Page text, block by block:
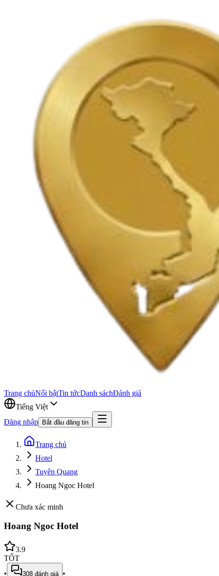
Trang chủNổi bậtTin tứcDanh sáchĐánh giá
Tiếng Việt
Đăng nhập
Bắt đầu đăng tin
Trang chủ
Hotel
Tuyên Quang
Hoang Ngoc Hotel
Chưa xác minh
Hoang Ngoc Hotel
3.9
TỐT
•
308 đánh giá •